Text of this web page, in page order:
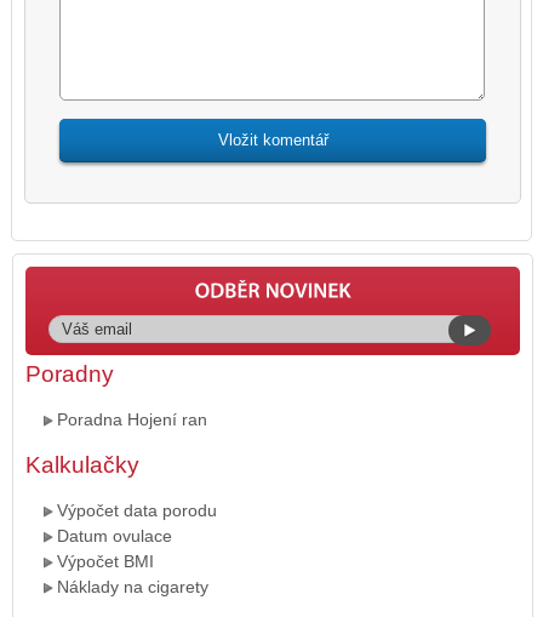
Poradny
Poradna Hojení ran
Kalkulačky
Výpočet data porodu
Datum ovulace
Výpočet BMI
Náklady na cigarety